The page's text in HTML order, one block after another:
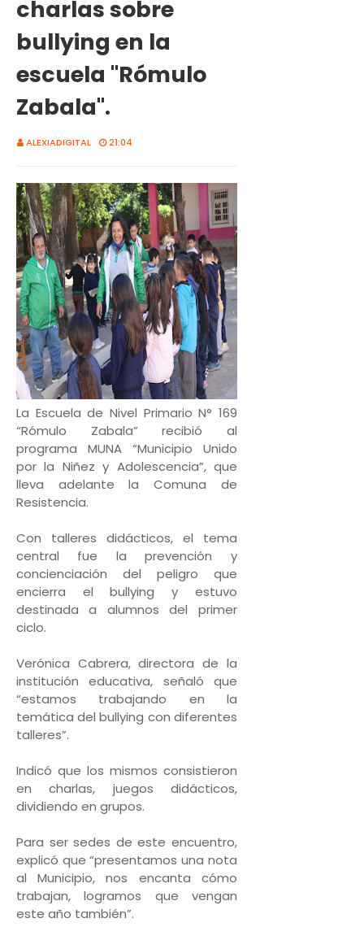
charlas sobre
bullying en la
escuela "Rómulo
Zabala".
ALEXIADIGITAL 21:04
La Escuela de Nivel Primario N° 169
“Rómulo Zabala” recibió al
programa MUNA “Municipio Unido
por la Niñez y Adolescencia”, que
lleva adelante la Comuna de
Resistencia.
Con talleres didácticos, el tema
central fue la prevención y
concienciación del peligro que
encierra el bullying y estuvo
destinada a alumnos del primer
ciclo.
Verónica Cabrera, directora de la
institución educativa, señaló que
“estamos trabajando en la
temática del bullying con diferentes
talleres”.
Indicó que los mismos consistieron
en charlas, juegos didácticos,
dividiendo en grupos.
Para ser sedes de este encuentro,
explicó que “presentamos una nota
al Municipio, nos encanta cómo
trabajan, logramos que vengan
este año también”.